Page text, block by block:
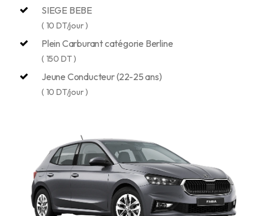
SIEGE BEBE
( 10 DT/jour )
Plein Carburant catégorie Berline
( 150 DT )
Jeune Conducteur (22-25 ans)
( 10 DT/jour )